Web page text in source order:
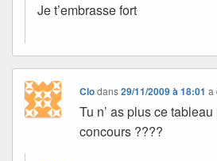
Je t’embrasse fort
Clodans29/11/2009 à 18:01 a
Tu n’ as plus ce
concours ????